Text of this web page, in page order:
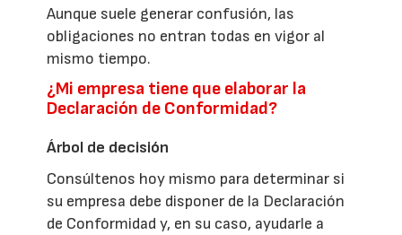
Aunque suele generar confusión, las
obligaciones no entran todas en vigor al
mismo tiempo.
¿Mi empresa tiene que elaborar la
Declaración de Conformidad?
Árbol de decisión
Consúltenos hoy mismo para determinar si
su empresa debe disponer de la Declaración
de Conformidad y, en su caso, ayudarle a